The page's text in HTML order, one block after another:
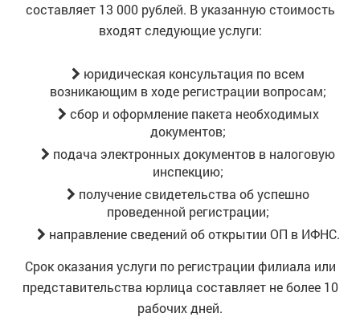
составляет 13 000 рублей. В указанную стоимость
входят следующие услуги:
юридическая консультация по всем
возникающим в ходе регистрации вопросам;
сбор и оформление пакета необходимых
документов;
подача электронных документов в налоговую
инспекцию;
получение свидетельства об успешно
проведенной регистрации;
направление сведений об открытии ОП в ИФНС.
Срок оказания услуги по регистрации филиала или
представительства юрлица составляет не более 10
рабочих дней.